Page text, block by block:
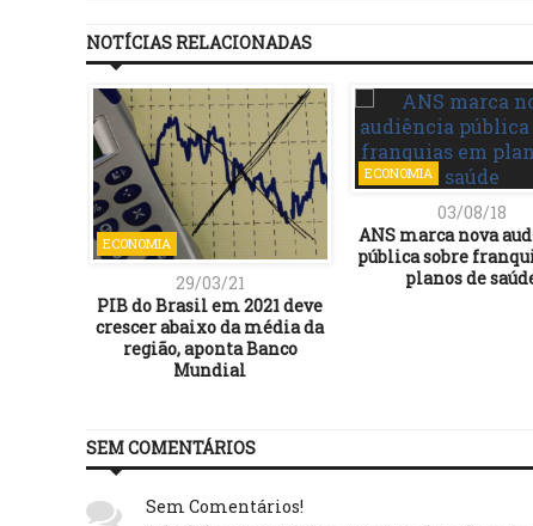
NOTÍCIAS RELACIONADAS
ECONOMIA
29/03/21
PIB do Brasil em 2021 deve
crescer abaixo da média da
região, aponta Banco
Mundial
ECONOMIA
03/08/18
ANS marca nova
pública sobre
planos de
SEM COMENTÁRIOS
Sem Comentários!